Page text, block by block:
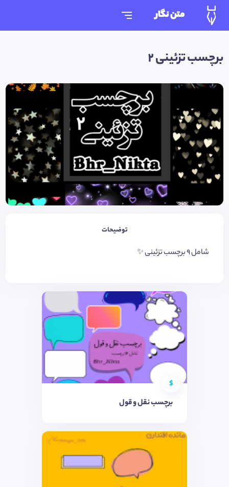
متن نگار
برچسب تزئینی ٢
توضیحات
شامل ٩ برچسب تزئینی ✨
$
برچسب نقل و قول